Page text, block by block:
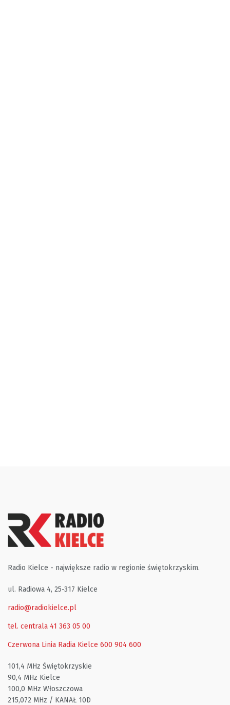
Radio Kielce - największe radio w regionie świętokrzyskim.
ul. Radiowa 4, 25-317 Kielce
radio@radiokielce.pl
tel. centrala 41 363 05 00
Czerwona Linia Radia Kielce 600 904 600
101,4 MHz Świętokrzyskie
90,4 MHz Kielce
100,0 MHz Włoszczowa
215,072 MHz / KANAŁ 10D